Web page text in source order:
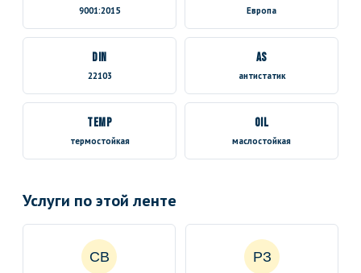
9001:2015 Европа
DIN
22103
AS
антистатик
TEMP
термостойкая
OIL
маслостойкая
Услуги по этой ленте
СВ РЗ